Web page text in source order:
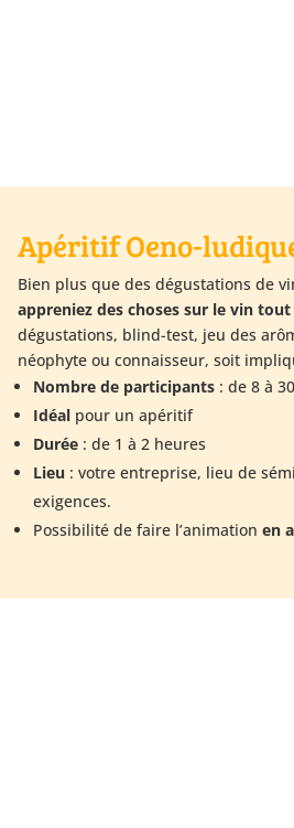
Apéritif Oeno-
Bien plus que des dégustations de
appreniez des choses sur le vin
dégustations, blind-test, jeu des
néophyte ou connaisseur, soit
Nombre de participants: de 8 à
Idéalpour un apéritif
Durée: de 1 à 2 heures
Lieu : votre entreprise, lieu de
exigences.
Possibilité de faire l’animation en